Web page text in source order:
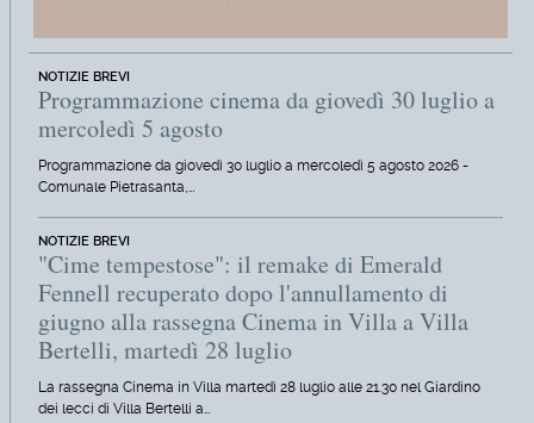
NOTIZIE BREVI
Programmazione cinema da giovedì 30 luglio a
mercoledì 5 agosto
Programmazione da giovedì 30 luglio a mercoledì 5 agosto 2026 -
Comunale Pietrasanta,…
NOTIZIE BREVI
"Cime tempestose": il remake di Emerald
Fennell recuperato dopo l'annullamento di
giugno alla rassegna Cinema in Villa a Villa
Bertelli, martedì 28 luglio
La rassegna Cinema in Villa martedì 28 luglio alle 21.30 nel Giardino
dei lecci di Villa Bertelli a…